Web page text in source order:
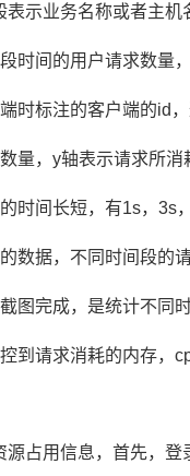
示业务名称或者主机
时间的用户请求数量
时标注的客户端的id，
量，y轴表示请求所消
时间长短，有1s，3s
数据，不同时间段的
图完成，是统计不同
到请求消耗的内存，
占用信息，首先，登